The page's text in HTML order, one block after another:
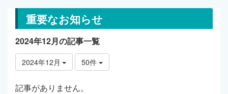
重要なお知らせ
2024年12月の記事一覧
2024年12月 50件
記事がありません。